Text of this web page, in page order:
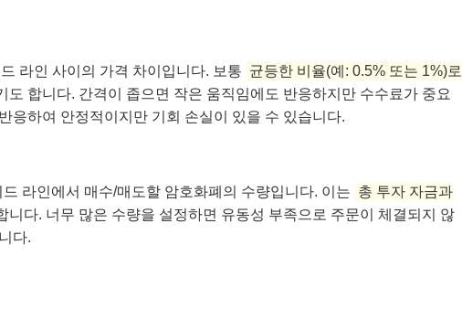
라인 사이의 가격 차이입니다. 보통 균등한 비율(예: 0.5% 또는 1%)로
도 합니다. 간격이 좁으면 작은 움직임에도 반응하지만 수수료가 중요
응하여 안정적이지만 기회 손실이 있을 수 있습니다.
드 라인에서 매수/매도할 암호화폐의 수량입니다. 이는 총 투자 자금과
니다. 너무 많은 수량을 설정하면 유동성 부족으로 주문이 체결되지 않
다.